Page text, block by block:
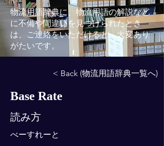
物流用語辞典に、物流用語の解説など
に不備や間違いを見つけられたとき
は、ご連絡をいただけると、大変あり
がたいです。
< Back (物流用語辞典一覧へ)
Base Rate
読み方
べーすれーと